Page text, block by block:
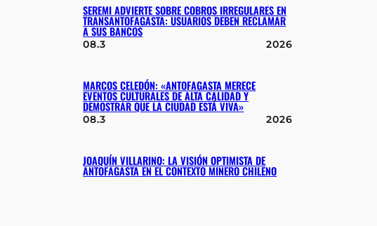
SEREMI ADVIERTE SOBRE COBROS IRREGULARES EN
TRANSANTOFAGASTA: USUARIOS DEBEN RECLAMAR
A SUS BANCOS
08.3 2026
MARCOS CELEDÓN: «ANTOFAGASTA MERECE
EVENTOS CULTURALES DE ALTA CALIDAD Y
DEMOSTRAR QUE LA CIUDAD ESTÁ VIVA»
08.3 2026
JOAQUÍN VILLARINO: LA VISIÓN OPTIMISTA DE
ANTOFAGASTA EN EL CONTEXTO MINERO CHILENO